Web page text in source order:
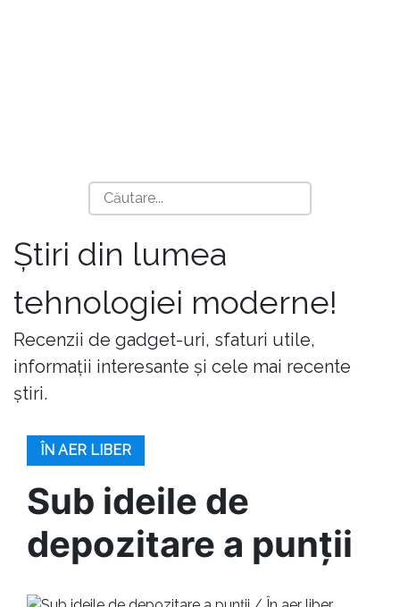
Știri din lumea
tehnologiei moderne!
Recenzii de gadget-uri, sfaturi utile,
informații interesante și cele mai recente
știri.
ÎN AER LIBER
Sub ideile de
depozitare a punții